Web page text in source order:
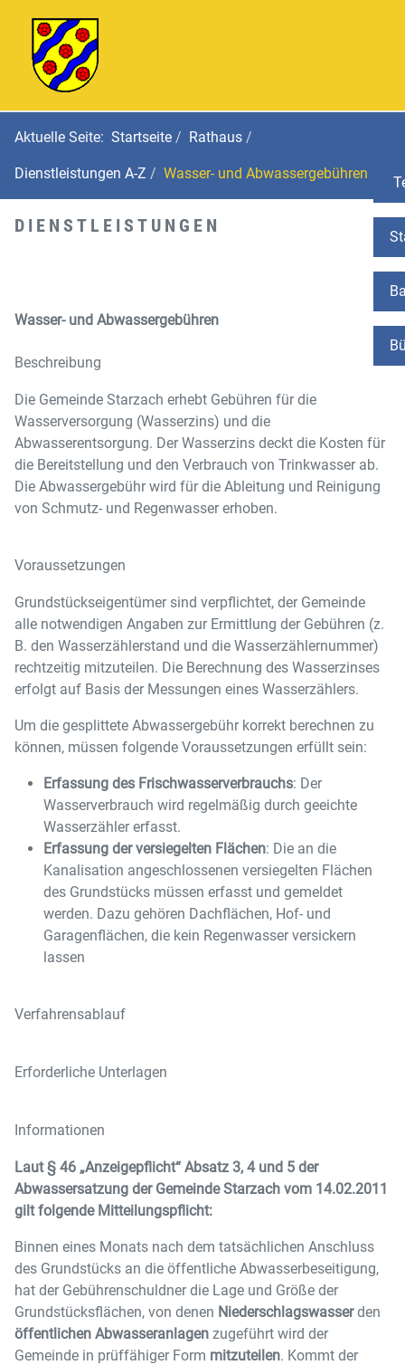
Aktuelle Seite: Startseite Rathaus
Dienstleistungen A-Z Wasser- und Abwassergebühren
DIENSTLEISTUNGEN
Wasser- und Abwassergebühren
Beschreibung
Die Gemeinde Starzach erhebt Gebühren für die
Wasserversorgung (Wasserzins) und die
Abwasserentsorgung. Der Wasserzins deckt die Kosten für
die Bereitstellung und den Verbrauch von Trinkwasser ab.
Die Abwassergebühr wird für die Ableitung und Reinigung
von Schmutz- und Regenwasser erhoben.
Voraussetzungen
Grundstückseigentümer sind verpflichtet, der Gemeinde
alle notwendigen Angaben zur Ermittlung der Gebühren (z.
B. den Wasserzählerstand und die Wasserzählernummer)
rechtzeitig mitzuteilen. Die Berechnung des Wasserzinses
erfolgt auf Basis der Messungen eines Wasserzählers.
Um die gesplittete Abwassergebühr korrekt berechnen zu
können, müssen folgende Voraussetzungen erfüllt sein:
Erfassung des Frischwasserverbrauchs: Der
Wasserverbrauch wird regelmäßig durch geeichte
Wasserzähler erfasst.
Erfassung der versiegelten Flächen: Die an die
Kanalisation angeschlossenen versiegelten Flächen
des Grundstücks müssen erfasst und gemeldet
werden. Dazu gehören Dachflächen, Hof- und
Garagenflächen, die kein Regenwasser versickern
lassen
Verfahrensablauf
Erforderliche Unterlagen
Informationen
Laut § 46 „Anzeigepflicht“ Absatz 3, 4 und 5 der
Abwassersatzung der Gemeinde Starzach vom 14.02.2011
gilt folgende Mitteilungspflicht:
Binnen eines Monats nach dem tatsächlichen Anschluss
des Grundstücks an die öffentliche Abwasserbeseitigung,
hat der Gebührenschuldner die Lage und Größe der
Grundstücksflächen, von denen Niederschlagswasserden
öffentlichen Abwasseranlagen zugeführt wird der
Gemeinde in prüffähiger Form mitzuteilen. Kommt der